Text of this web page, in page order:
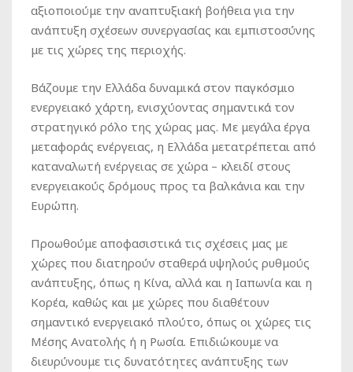
αξιοποιούμε την αναπτυξιακή βοήθεια για την
ανάπτυξη σχέσεων συνεργασίας και εμπιστοσύνης
με τις χώρες της περιοχής.
Βάζουμε την Ελλάδα δυναμικά στον παγκόσμιο
ενεργειακό χάρτη, ενισχύοντας σημαντικά τον
στρατηγικό ρόλο της χώρας μας. Με μεγάλα έργα
μεταφοράς ενέργειας, η Ελλάδα μετατρέπεται από
καταναλωτή ενέργειας σε χώρα – κλειδί στους
ενεργειακούς δρόμους προς τα βαλκάνια και την
Ευρώπη.
Προωθούμε αποφασιστικά τις σχέσεις μας με
χώρες που διατηρούν σταθερά υψηλούς ρυθμούς
ανάπτυξης, όπως η Κίνα, αλλά και η Ιαπωνία και η
Κορέα, καθώς και με χώρες που διαθέτουν
σημαντικό ενεργειακό πλούτο, όπως οι χώρες τις
Μέσης Ανατολής ή η Ρωσία. Επιδιώκουμε να
διευρύνουμε τις δυνατότητες ανάπτυξης των